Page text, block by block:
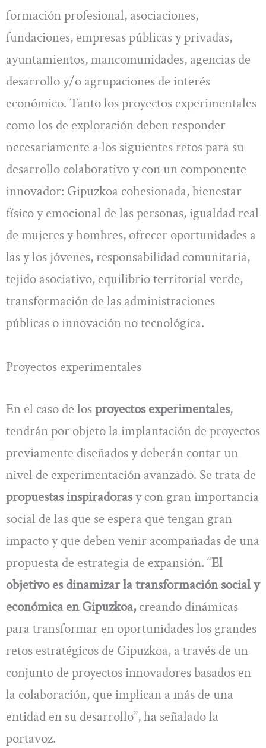
formación profesional, asociaciones,
fundaciones, empresas públicas y privadas,
ayuntamientos, mancomunidades, agencias de
desarrollo y/o agrupaciones de interés
económico. Tanto los proyectos experimentales
como los de exploración deben responder
necesariamente a los siguientes retos para su
desarrollo colaborativo y con un componente
innovador: Gipuzkoa cohesionada, bienestar
físico y emocional de las personas, igualdad real
de mujeres y hombres, ofrecer oportunidades a
las y los jóvenes, responsabilidad comunitaria,
tejido asociativo, equilibrio territorial verde,
transformación de las administraciones
públicas o innovación no tecnológica.
Proyectos experimentales
En el caso de losproyectos experimentales,
tendrán por objeto la implantación de proyectos
previamente diseñados y deberán contar un
nivel de experimentación avanzado. Se trata de
propuestas inspiradorasy con gran importancia
social de las que se espera que tengan gran
impacto y que deben venir acompañadas de una
propuesta de estrategia de expansión. “El
objetivo es dinamizar la transformación social y
económica en Gipuzkoa,creando dinámicas
para transformar en oportunidades los grandes
retos estratégicos de Gipuzkoa, a través de un
conjunto de proyectos innovadores basados en
la colaboración, que implican a más de una
entidad en su desarrollo”, ha señalado la
portavoz.